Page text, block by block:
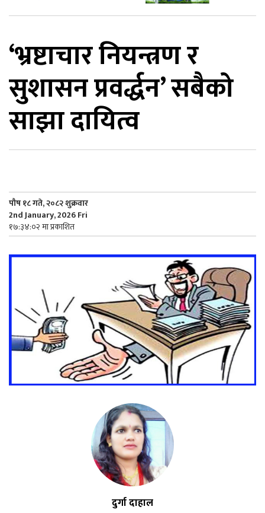
‘भ्रष्टाचार नियन्त्रण र
सुशासन प्रवर्द्धन’ सबैको
साझा दायित्व
पौष १८ गते, २०८२ शुक्रवार
2nd January, 2026 Fri
१७:३४:०२ मा प्रकाशित
दुर्गा दाहाल